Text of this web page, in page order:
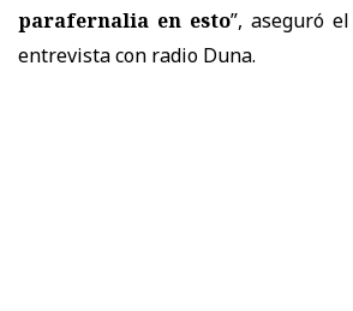
parafernalia en esto”, aseguró
entrevista con radio Duna.